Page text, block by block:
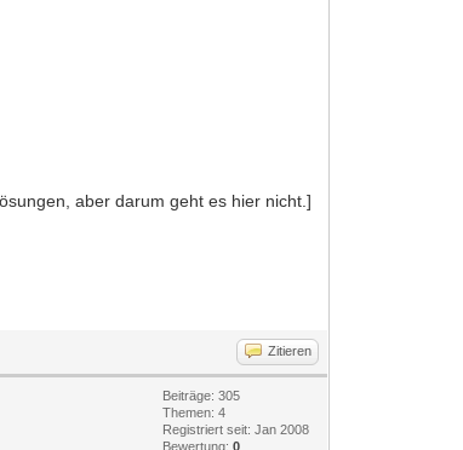
aber darum geht es hier nicht.]
Zitieren
Beiträge: 305
Themen: 4
Registriert seit: Jan 2008
Bewertung:0